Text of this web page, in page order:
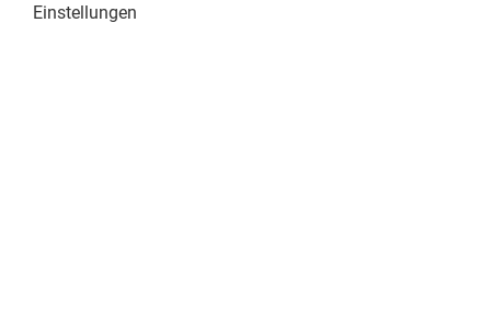
Einstellungen